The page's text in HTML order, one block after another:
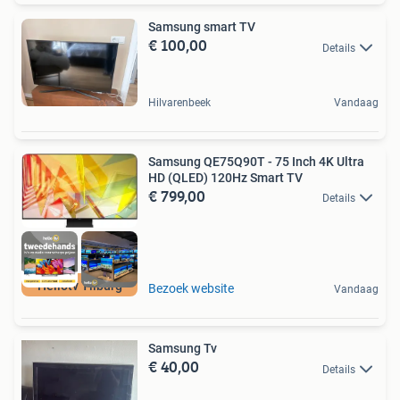
Samsung smart TV
€ 100,00 Details
Hilvarenbeek Vandaag
Hellotv Tilburg
Samsung QE75Q90T - 75 Inch 4K Ultra
HD (QLED) 120Hz Smart TV
€ 799,00 Details
Bezoek website Vandaag
Samsung Tv
€ 40,00 Details